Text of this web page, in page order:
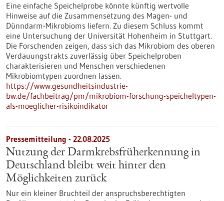
Eine einfache Speichelprobe könnte künftig wertvolle
Hinweise auf die Zusammensetzung des Magen- und
Dünndarm-Mikrobioms liefern. Zu diesem Schluss kommt
eine Untersuchung der Universität Hohenheim in Stuttgart.
Die Forschenden zeigen, dass sich das Mikrobiom des oberen
Verdauungstrakts zuverlässig über Speichelproben
charakterisieren und Menschen verschiedenen
Mikrobiomtypen zuordnen lassen.
https://www.gesundheitsindustrie-
bw.de/fachbeitrag/pm/mikrobiom-forschung-speicheltypen-
als-moeglicher-risikoindikator
Pressemitteilung - 22.08.2025
Nutzung der Darmkrebsfrüherkennung in
Deutschland bleibt weit hinter den
Möglichkeiten zurück
Nur ein kleiner Bruchteil der anspruchsberechtigten